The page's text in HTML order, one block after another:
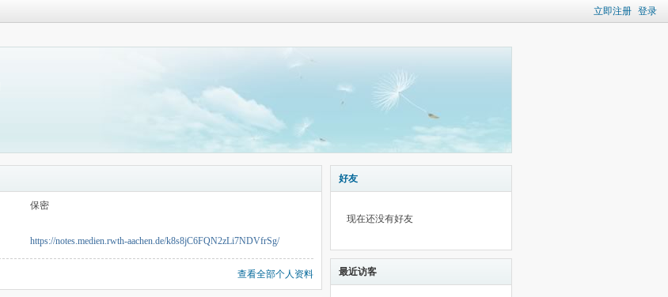
立即注册 登录
保密
https://notes.medien.rwth-aachen.de/k8s8jC6FQN2zLi7NDVfrSg/
查看全部个人资料
好友
现在还没有好友
最近访客